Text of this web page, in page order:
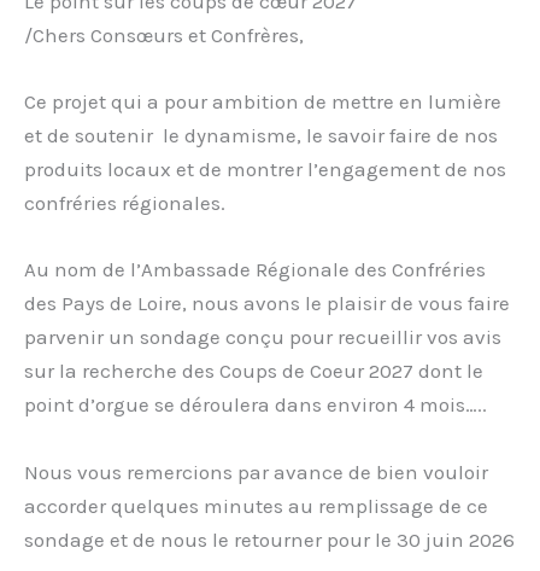
/Chers Consœurs et Confrères,
Ce projet qui a pour ambition de mettre en lumière
et de soutenir le dynamisme, le savoir faire de nos
produits locaux et de montrer l’engagement de nos
confréries régionales.
Au nom de l’Ambassade Régionale des Confréries
des Pays de Loire, nous avons le plaisir de vous faire
parvenir un sondage conçu pour recueillir vos avis
sur la recherche des Coups de Coeur 2027 dont le
point d’orgue se déroulera dans environ 4 mois…..
Nous vous remercions par avance de bien vouloir
accorder quelques minutes au remplissage de ce
sondage et de nous le retourner pour le 30 juin 2026